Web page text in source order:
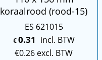
koraalrood (rood-15)
ES 621015
€0.31 incl. BTW
€0.26 excl. BTW